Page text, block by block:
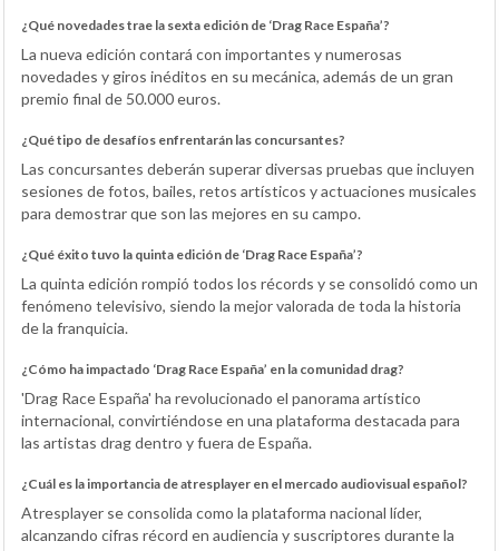
¿Qué novedades trae la sexta edición de ‘Drag Race España’?
La nueva edición contará con importantes y numerosas
novedades y giros inéditos en su mecánica, además de un gran
premio final de 50.000 euros.
¿Qué tipo de desafíos enfrentarán las concursantes?
Las concursantes deberán superar diversas pruebas que incluyen
sesiones de fotos, bailes, retos artísticos y actuaciones musicales
para demostrar que son las mejores en su campo.
¿Qué éxito tuvo la quinta edición de ‘Drag Race España’?
La quinta edición rompió todos los récords y se consolidó como un
fenómeno televisivo, siendo la mejor valorada de toda la historia
de la franquicia.
¿Cómo ha impactado ‘Drag Race España’ en la comunidad drag?
'Drag Race España' ha revolucionado el panorama artístico
internacional, convirtiéndose en una plataforma destacada para
las artistas drag dentro y fuera de España.
¿Cuál es la importancia de atresplayer en el mercado audiovisual español?
Atresplayer se consolida como la plataforma nacional líder,
alcanzando cifras récord en audiencia y suscriptores durante la